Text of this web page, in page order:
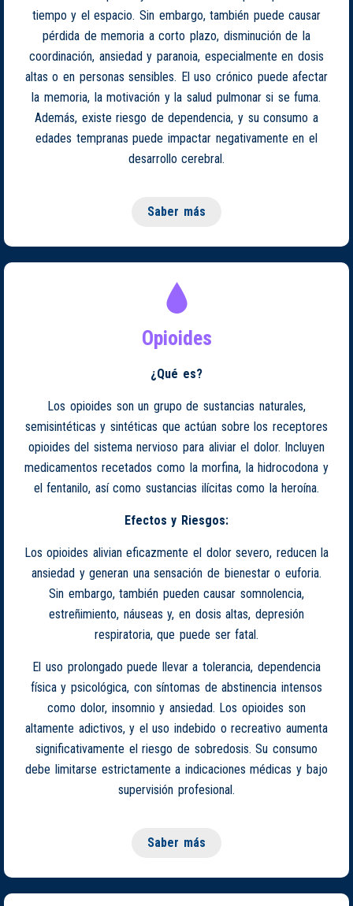
tiempo y el espacio. Sin embargo, también puede causar
pérdida de memoria a corto plazo, disminución de la
coordinación, ansiedad y paranoia, especialmente en dosis
altas o en personas sensibles. El uso crónico puede afectar
la memoria, la motivación y la salud pulmonar si se fuma.
Además, existe riesgo de dependencia, y su consumo a
edades tempranas puede impactar negativamente en el
desarrollo cerebral.
Saber más
Opioides
¿Qué es?
Los opioides son un grupo de sustancias naturales,
semisintéticas y sintéticas que actúan sobre los receptores
opioides del sistema nervioso para aliviar el dolor. Incluyen
medicamentos recetados como la morfina, la hidrocodona y
el fentanilo, así como sustancias ilícitas como la heroína.
Efectos y Riesgos:
Los opioides alivian eficazmente el dolor severo, reducen la
ansiedad y generan una sensación de bienestar o euforia.
Sin embargo, también pueden causar somnolencia,
estreñimiento, náuseas y, en dosis altas, depresión
respiratoria, que puede ser fatal.
El uso prolongado puede llevar a tolerancia, dependencia
física y psicológica, con síntomas de abstinencia intensos
como dolor, insomnio y ansiedad. Los opioides son
altamente adictivos, y el uso indebido o recreativo aumenta
significativamente el riesgo de sobredosis. Su consumo
debe limitarse estrictamente a indicaciones médicas y bajo
supervisión profesional.
Saber más